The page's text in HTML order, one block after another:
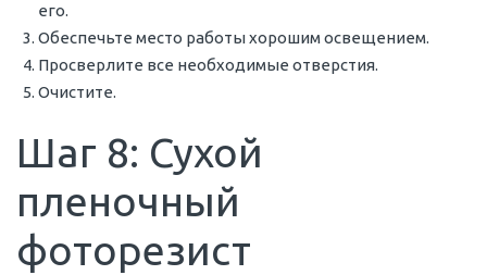
его.
Обеспечьте место работы хорошим освещением.
Просверлите все необходимые отверстия.
Очистите.
Шаг 8: Сухой
пленочный
фоторезист